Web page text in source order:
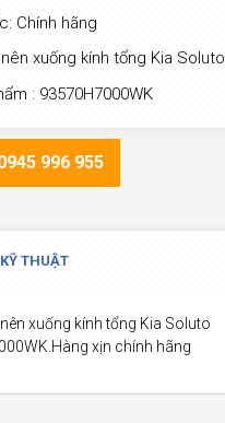
Chính hãng
xuống kính tổng Kia Soluto
: 93570H7000WK
996 955
THUẬT
xuống kính tổng Kia Soluto
xịn chính hãng